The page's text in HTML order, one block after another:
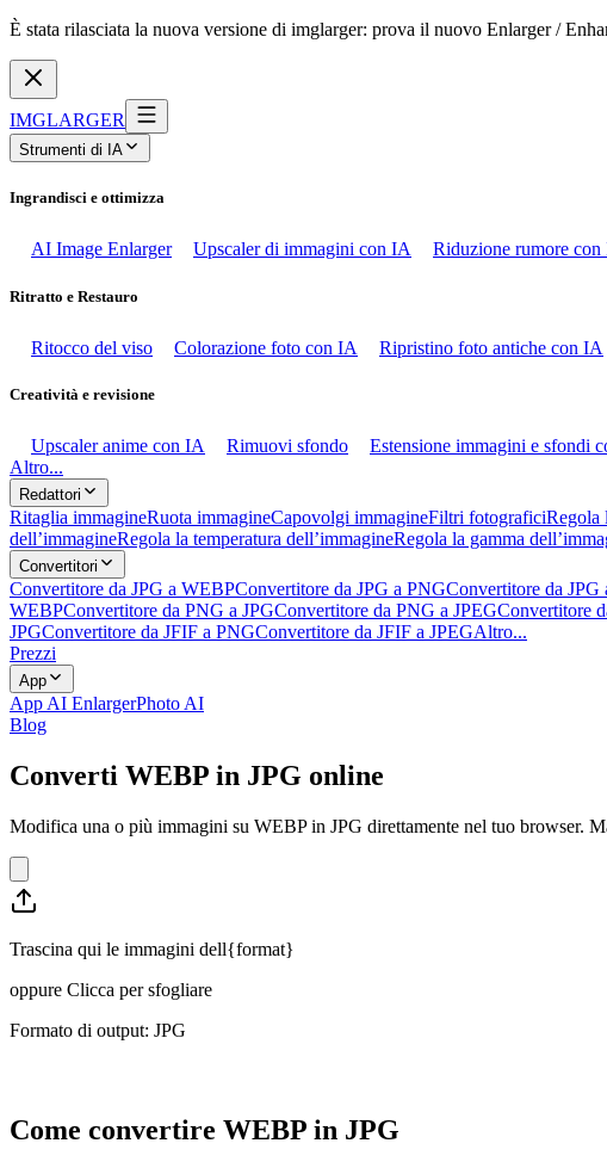
È stata rilasciata la nuova versione di imglarger: prova il nuovo Enlarger /
IMGLARGER
Strumenti di IA
Ingrandisci e ottimizza
AI Image Enlarger Upscaler di immagini con IA Riduzione rumore con
Ritratto e Restauro
Ritocco del viso Colorazione foto con IA Ripristino foto antiche con IA
Creatività e revisione
Upscaler anime con IA Rimuovi sfondo Estensione immagini e sfondi
Altro...
Redattori
Ritaglia immagineRuota immagineCapovolgi immagineFiltri fotograficiRegola
dell’immagineRegola la temperatura dell’immagineRegola la gamma
Convertitori
Convertitore da JPG a WEBPConvertitore da JPG a PNGConvertitore da JPG
WEBPConvertitore da PNG a JPGConvertitore da PNG a JPEGConvertitore
JPGConvertitore da JFIF a PNGConvertitore da JFIF a JPEGAltro...
Prezzi
App
App AI EnlargerPhoto AI
Blog
Converti WEBP in JPG online
Modifica una o più immagini su WEBP in JPG direttamente nel tuo browser.
Trascina qui le immagini dell{format}
oppure Clicca per sfogliare
Formato di output: JPG
Come convertire WEBP in JPG